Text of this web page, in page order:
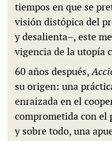
tiempos en que se
visión distópica del
y desalienta–, este
vigencia de la utopía
60 años después,
su origen: una
enraizada en el
comprometida con el
y sobre todo, una